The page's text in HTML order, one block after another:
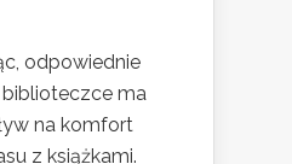
odpowiednie
ma
na komfort
z książkami.